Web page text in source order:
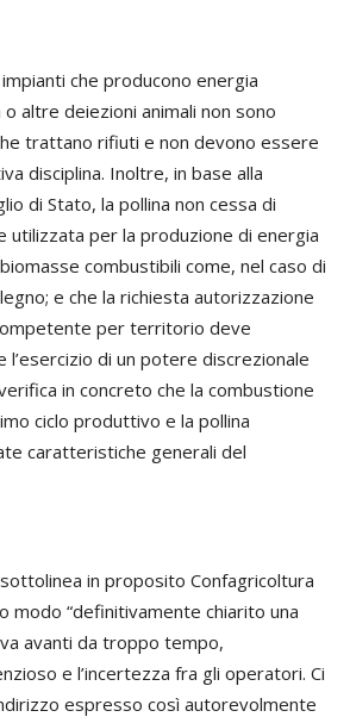
che producono energia
altre deiezioni animali non sono
trattano rifiuti e non devono essere
disciplina. Inoltre, in base alla
di Stato, la pollina non cessa di
utilizzata per la produzione di energia
combustibili come, nel caso di
e che la richiesta autorizzazione
per territorio deve
l’esercizio di un potere discrezionale
in concreto che la combustione
ciclo produttivo e la pollina
caratteristiche generali del
in proposito Confagricoltura
modo “definitivamente chiarito una
avanti da troppo tempo,
e l’incertezza fra gli operatori. Ci
espresso così autorevolmente